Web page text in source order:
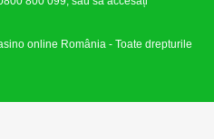
online România - Toate drepturile